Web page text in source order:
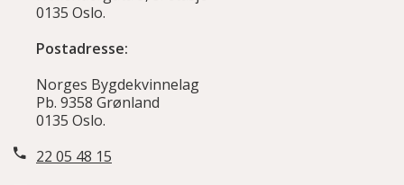
0135 Oslo.
Postadresse:
Norges Bygdekvinnelag
Pb. 9358 Grønland
0135 Oslo.
22 05 48 15